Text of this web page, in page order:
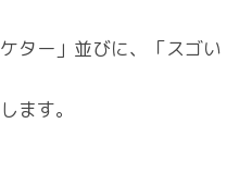
ター」並びに、「スゴい
ます。